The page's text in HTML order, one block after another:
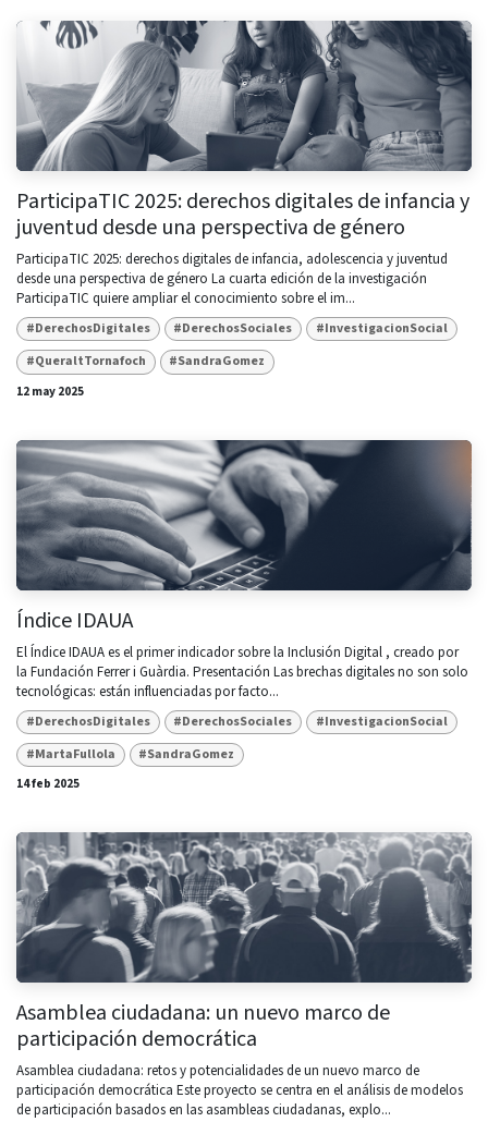
ParticipaTIC 2025: derechos digitales de infancia y
juventud desde una perspectiva de género
ParticipaTIC 2025: derechos digitales de infancia, adolescencia y juventud
desde una perspectiva de género La cuarta edición de la investigación
ParticipaTIC quiere ampliar el conocimiento sobre el im...
#DerechosDigitales #DerechosSociales
#InvestigacionSocial
#QueraltTornafoch
#SandraGomez
12 may 2025
Índice IDAUA
El Índice IDAUA es el primer indicador sobre la Inclusión Digital , creado por
la Fundación Ferrer i Guàrdia. Presentación Las brechas digitales no son solo
tecnológicas: están influenciadas por facto...
#DerechosDigitales #DerechosSociales
#InvestigacionSocial
#MartaFullola
#SandraGomez
14 feb 2025
Asamblea ciudadana: un nuevo marco de
participación democrática
Asamblea ciudadana: retos y potencialidades de un nuevo marco de
participación democrática Este proyecto se centra en el análisis de modelos
de participación basados en las asambleas ciudadanas, explo...